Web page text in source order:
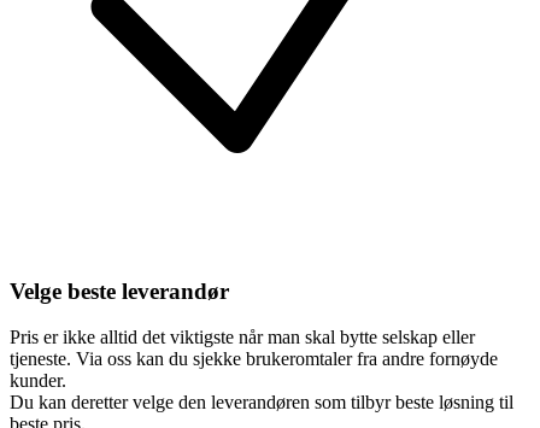
Velge beste leverandør
Pris er ikke alltid det viktigste når man skal bytte selskap eller
tjeneste. Via oss kan du sjekke brukeromtaler fra andre fornøyde
kunder.
Du kan deretter velge den leverandøren som tilbyr beste løsning til